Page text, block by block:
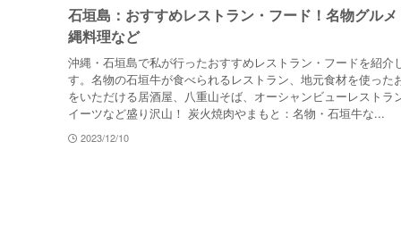
石垣島：おすすめレストラン・フード！名物グル
縄料理など
沖縄・石垣島で私が行ったおすすめレストラン・フードを紹介
す。名物の石垣牛が食べられるレストラン、地元食材を使った
をいただける居酒屋、八重山そば、オーシャンビューレストラ
イーツなど盛り沢山！ 炭火焼肉やまもと：名物・石垣牛な...
2023/12/10